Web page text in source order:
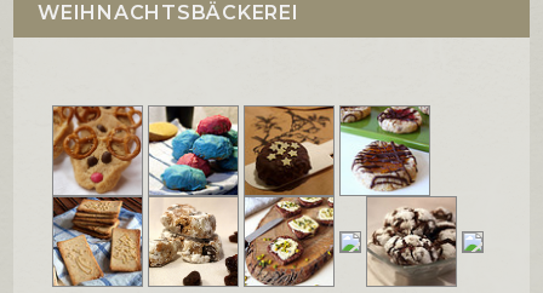
WEIHNACHTSBÄCKEREI